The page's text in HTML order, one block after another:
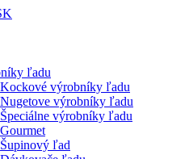
ľadu
Kockové výrobníky ľadu
Nugetove výrobníky ľadu
Špeciálne výrobníky ľadu
Gourmet
Šupinový ľad